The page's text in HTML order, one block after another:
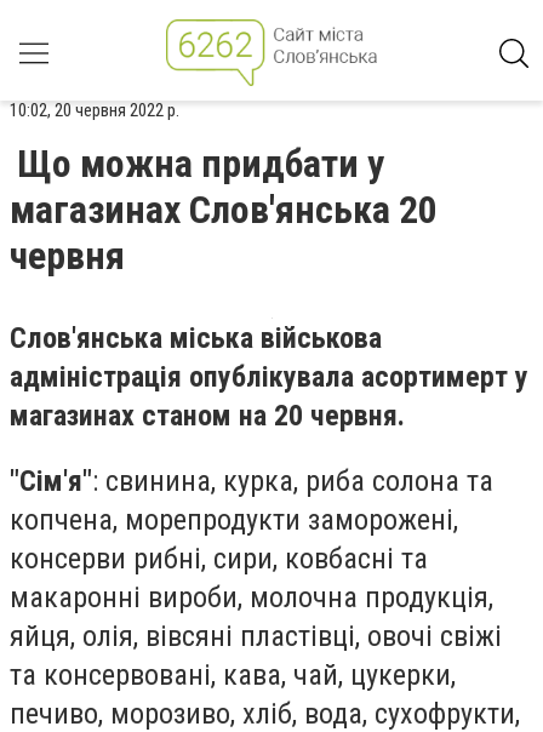
10:02, 20 червня 2022 р.
Що можна придбати у
магазинах Слов'янська 20
червня
Слов'янська міська військова
адміністрація опублікувала асортимерт у
магазинах станом на 20 червня.
"Сім'я": свинина, курка, риба солона та
копчена, морепродукти заморожені,
консерви рибні, сири, ковбасні та
макаронні вироби, молочна продукція,
яйця, олія, вівсяні пластівці, овочі свіжі
та консервовані, кава, чай, цукерки,
печиво, морозиво, хліб, вода, сухофрукти,